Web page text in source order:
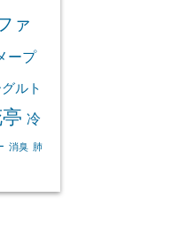
ァ
ープ
ルト
冷
消臭 肺